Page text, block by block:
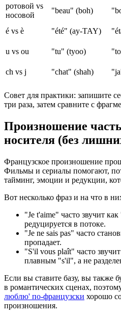
ротовой vs
носовой
"beau" (boh)
é vs è "été" (ay-TAY)
u vs ou
"tu" (tyoo)
ch vs j
"chat" (shah)
Совет для практики: запишите
три раза, затем сравните с
Произношение
носителя (без
Французское произношение
Фильмы и сериалы помогают,
тайминг, эмоции и редукции,
Вот несколько фраз и на что в
"Je t'aime" часто звучит
редуцируется в потоке.
"Je ne sais pas" часто
пропадает.
"S'il vous plaît" часто
плавным "s'il", а не
Если вы ставите базу, вы также
в романтических сценах,
люблю' по-французски хорошо
произношения.